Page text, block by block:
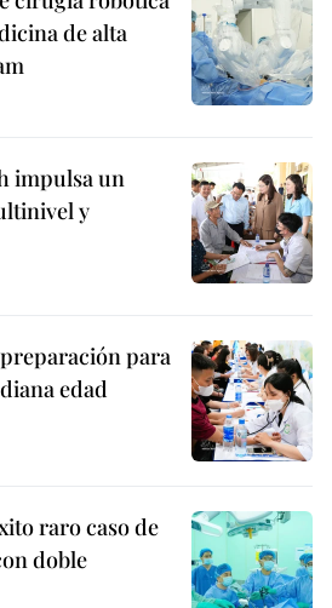
de alta
impulsa un
y
para
edad
raro caso de
doble